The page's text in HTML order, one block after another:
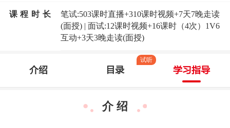
课程时长
笔试:503课时直播+310课时视频+7天7晚走读
(面授) | 面试:12课时视频+16课时（4次）1V6
互动+3天3晚走读(面授)
介绍 目录
试听
学习指导
介 绍